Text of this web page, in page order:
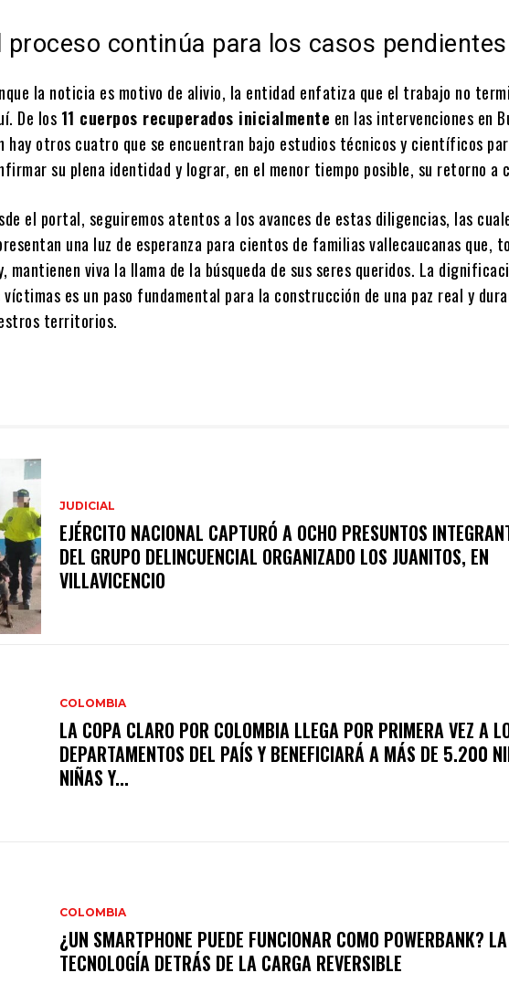
proceso continúa para los casos pendientes
la noticia es motivo de alivio, la entidad enfatiza que el trabajo no
De los 11 cuerpos recuperados inicialmente en las intervenciones en
hay otros cuatro que se encuentran bajo estudios técnicos y científicos
su plena identidad y lograr, en el menor tiempo posible, su retorno a
el portal, seguiremos atentos a los avances de estas diligencias, las
una luz de esperanza para cientos de familias vallecaucanas que,
mantienen viva la llama de la búsqueda de sus seres queridos. La
víctimas es un paso fundamental para la construcción de una paz real y
territorios.
JUDICIAL
EJÉRCITO NACIONAL CAPTURÓ A OCHO PRESUNTOS
DEL GRUPO DELINCUENCIAL ORGANIZADO LOS JUANITOS, EN
VILLAVICENCIO
COLOMBIA
LA COPA CLARO POR COLOMBIA LLEGA POR PRIMERA VEZ A
DEPARTAMENTOS DEL PAÍS Y BENEFICIARÁ A MÁS DE 5.200
NIÑAS Y...
COLOMBIA
¿UN SMARTPHONE PUEDE FUNCIONAR COMO POWERBANK? LA
TECNOLOGÍA DETRÁS DE LA CARGA REVERSIBLE